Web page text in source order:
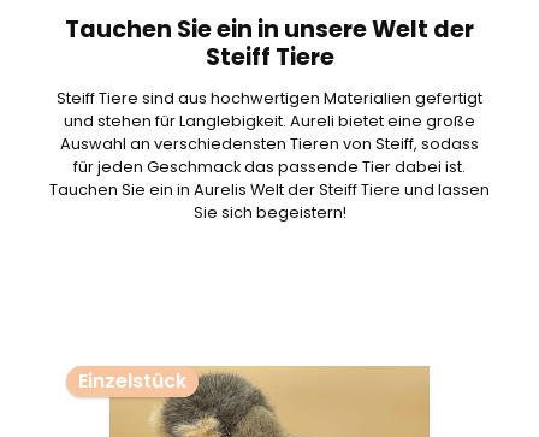
Tauchen Sie ein in unsere Welt der
Steiff Tiere
Steiff Tiere sind aus hochwertigen Materialien gefertigt
und stehen für Langlebigkeit. Aureli bietet eine große
Auswahl an verschiedensten Tieren von Steiff, sodass
für jeden Geschmack das passende Tier dabei ist.
Tauchen Sie ein in Aurelis Welt der Steiff Tiere und lassen
Sie sich begeistern!
Einzelstück